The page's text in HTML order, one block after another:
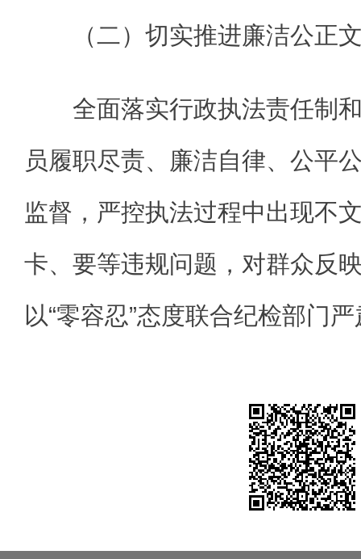
（二）切实推进廉洁公正
全面落实行政执法责任制
员履职尽责、廉洁自律、公平
监督，严控执法过程中出现不
卡、要等违规问题，对群众反
以“零容忍”态度联合纪检部门